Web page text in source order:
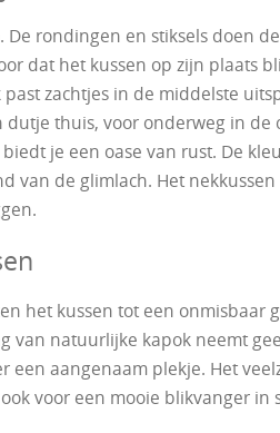
rondingen en stiksels doen
dat het kussen op zijn plaats
zachtjes in de middelste
thuis, voor onderweg in de
je een oase van rust. De
van de glimlach. Het nekkussen
het kussen tot een onmisbaar
van natuurlijke kapok neemt
een aangenaam plekje. Het
voor een mooie blikvanger in